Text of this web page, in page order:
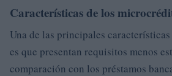
Características de los
Una de las principales
es que presentan requisitos menos
comparación con los préstamos